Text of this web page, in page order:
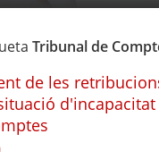
Tribunal de
de les